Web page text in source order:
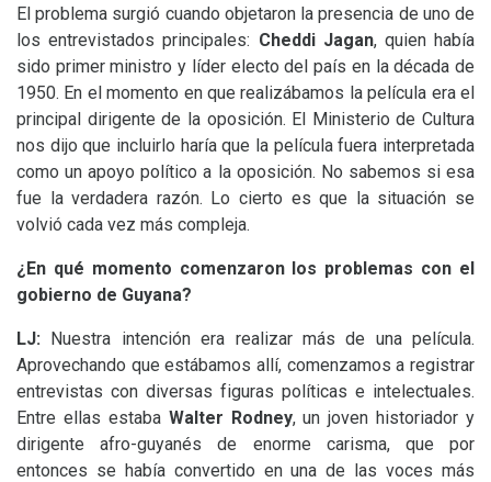
El problema surgió cuando objetaron la presencia de uno de
los entrevistados principales: Cheddi Jagan, quien había
sido primer ministro y líder electo del país en la década de
1950. En el momento en que realizábamos la película era el
principal dirigente de la oposición. El Ministerio de Cultura
nos dijo que incluirlo haría que la película fuera interpretada
como un apoyo político a la oposición. No sabemos si esa
fue la verdadera razón. Lo cierto es que la situación se
volvió cada vez más compleja.
¿En qué momento comenzaron los problemas con el
gobierno de Guyana?
LJ: Nuestra intención era realizar más de una película.
Aprovechando que estábamos allí, comenzamos a registrar
entrevistas con diversas figuras políticas e intelectuales.
Entre ellas estaba Walter Rodney, un joven historiador y
dirigente afro-guyanés de enorme carisma, que por
entonces se había convertido en una de las voces más